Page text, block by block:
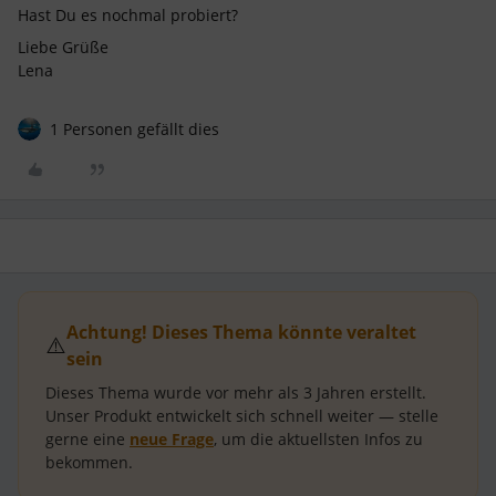
Hast Du es nochmal probiert?
Liebe Grüße
Lena
1 Personen gefällt dies
⚠️Achtung! Dieses Thema könnte veraltet
sein
Dieses Thema wurde vor mehr als 3 Jahren erstellt.
Unser Produkt entwickelt sich schnell weiter — stelle
gerne eine neue Frage, um die aktuellsten Infos zu
bekommen.